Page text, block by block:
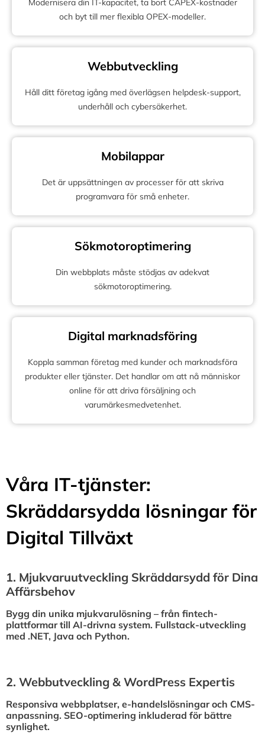
och byt till mer flexibla OPEX-modeller.
Webbutveckling
Håll ditt företag igång med överlägsen helpdesk-support,
underhåll och cybersäkerhet.
Mobilappar
Det är uppsättningen av processer för att skriva
programvara för små enheter.
Sökmotoroptimering
Din webbplats måste stödjas av adekvat
sökmotoroptimering.
Digital marknadsföring
Koppla samman företag med kunder och marknadsföra
produkter eller tjänster. Det handlar om att nå människor
online för att driva försäljning och
varumärkesmedvetenhet.
Våra IT-tjänster:
Skräddarsydda lösningar för
Digital Tillväxt
1.⁠ ⁠Mjukvaruutveckling Skräddarsydd för Dina
Affärsbehov
Bygg din unika mjukvarulösning – från fintech-
plattformar till AI-drivna system. Fullstack-utveckling
med .NET, Java och Python.
2.⁠ ⁠Webbutveckling & WordPress Expertis
Responsiva webbplatser, e-handelslösningar och CMS-
anpassning. SEO-optimering inkluderad för bättre
synlighet.